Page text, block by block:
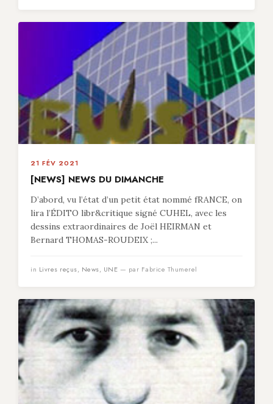
21 FÉV 2021
[NEWS] NEWS DU DIMANCHE
D’abord, vu l’état d’un petit état nommé fRANCE, on
lira l’ÉDITO libr&critique signé CUHEL, avec les
dessins extraordinaires de Joël HEIRMAN et
Bernard THOMAS-ROUDEIX ;...
in Livres reçus, News, UNE — par Fabrice Thumerel